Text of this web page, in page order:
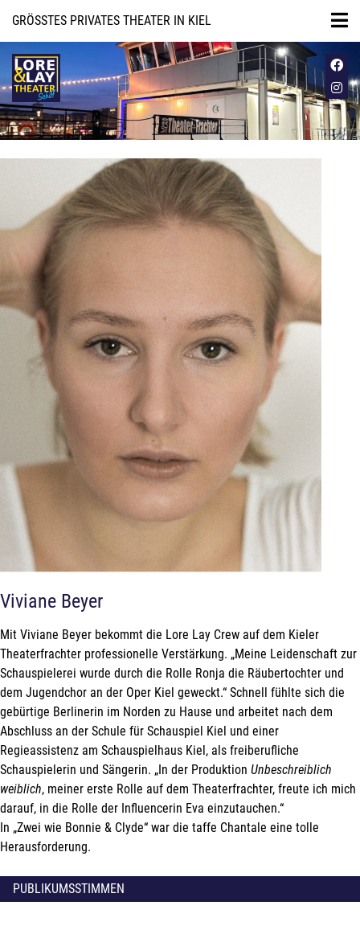
GRÖSSTES PRIVATES THEATER IN KIEL
Viviane Beyer
Mit Viviane Beyer bekommt die Lore Lay Crew auf dem Kieler
Theaterfrachter professionelle Verstärkung. „Meine Leidenschaft zur
Schauspielerei wurde durch die Rolle Ronja die Räubertochter und
dem Jugendchor an der Oper Kiel geweckt.“ Schnell fühlte sich die
gebürtige Berlinerin im Norden zu Hause und arbeitet nach dem
Abschluss an der Schule für Schauspiel Kiel und einer
Regieassistenz am Schauspielhaus Kiel, als freiberufliche
Schauspielerin und Sängerin. „In der Produktion Unbeschreiblich
weiblich, meiner erste Rolle auf dem Theaterfrachter, freute ich mich
darauf, in die Rolle der Influencerin Eva einzutauchen.“
In „Zwei wie Bonnie & Clyde“ war die taffe Chantale eine tolle
Herausforderung.
PUBLIKUMSSTIMMEN